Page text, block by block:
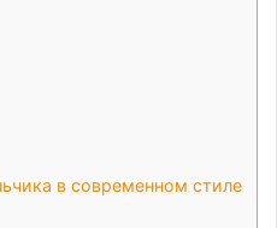
в современном стиле